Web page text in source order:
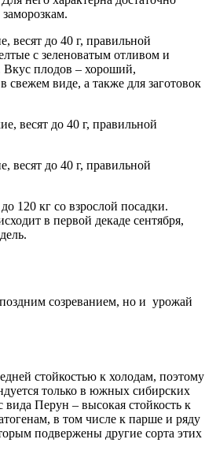
весят до 40 г, правильной
с зеленоватым отливом и
плодов – хороший,
свежем виде, а также для заготовок
весят до 40 г, правильной
120 кг со взрослой посадки.
в первой декаде сентября,
созреванием, но и урожай
стойкостью к холодам, поэтому
только в южных сибирских
Перун – высокая стойкость к
в том числе к парше и ряду
подвержены другие сорта этих